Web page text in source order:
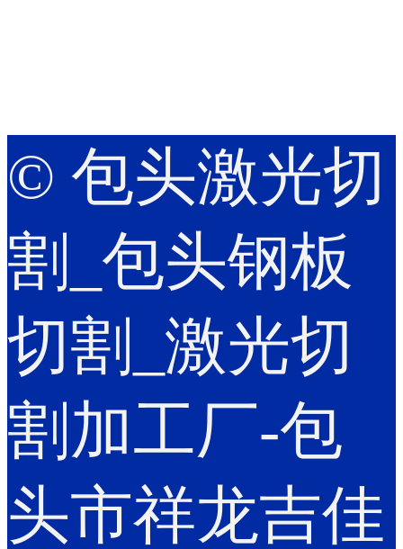
© 包头激光切
割_包头钢板
切割_激光切
割加工厂-包
头市祥龙吉佳